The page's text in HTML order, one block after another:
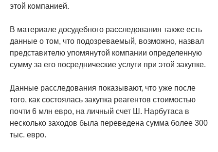
этой компанией.
В материале досудебного расследования также есть
данные о том, что подозреваемый, возможно, назвал
представителю упомянутой компании определенную
сумму за его посреднические услуги при этой закупке.
Данные расследования показывают, что уже после
того, как состоялась закупка реагентов стоимостью
почти 6 млн евро, на личный счет Ш. Нарбутаса в
несколько заходов была переведена сумма более 300
тыс. евро.